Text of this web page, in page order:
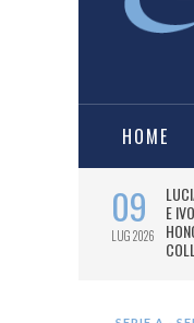
HOME
09
LUG 2026
E